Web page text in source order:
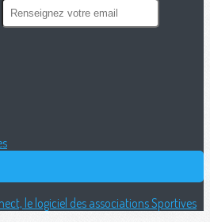
le logiciel des associations Sportives